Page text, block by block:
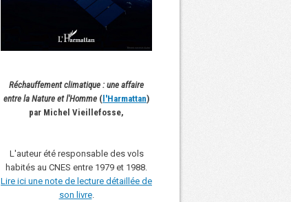
Réchauffement climatique : une affaire
entre la Nature et l'Homme (l'Harmattan)
par Michel Vieillefosse,
L'auteur été responsable des vols
habités au CNES entre 1979 et 1988.
Lire ici une note de lecture détaillée de
son livre.